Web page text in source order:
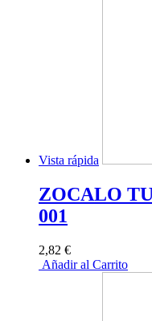
Vista rápida
ZOCALO
001
2,82 €
Añadir al Carrito